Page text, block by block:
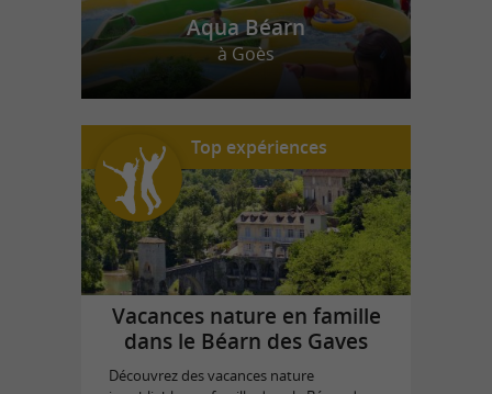
Aqua Béarn
à Goès
Top expériences
Vacances nature en famille
dans le Béarn des Gaves
Découvrez des vacances nature